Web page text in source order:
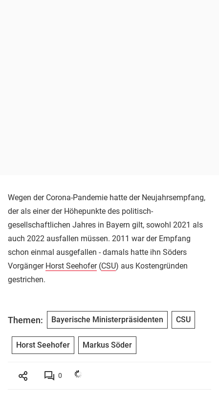
Wegen der Corona-Pandemie hatte der Neujahrsempfang,
der als einer der Höhepunkte des politisch-
gesellschaftlichen Jahres in Bayern gilt, sowohl 2021 als
auch 2022 ausfallen müssen. 2011 war der Empfang
schon einmal ausgefallen - damals hatte ihn Söders
Vorgänger Horst Seehofer(CSU) aus Kostengründen
gestrichen.
Themen: Bayerische Ministerpräsidenten CSU
Horst Seehofer Markus Söder
0